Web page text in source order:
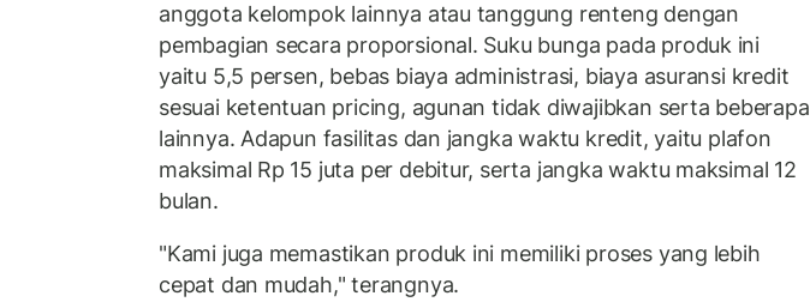
anggota kelompok lainnya atau tanggung renteng dengan
pembagian secara proporsional. Suku bunga pada produk ini
yaitu 5,5 persen, bebas biaya administrasi, biaya asuransi kredit
sesuai ketentuan pricing, agunan tidak diwajibkan serta beberapa
lainnya. Adapun fasilitas dan jangka waktu kredit, yaitu plafon
maksimal Rp 15 juta per debitur, serta jangka waktu maksimal 12
bulan.
"Kami juga memastikan produk ini memiliki proses yang lebih
cepat dan mudah," terangnya.